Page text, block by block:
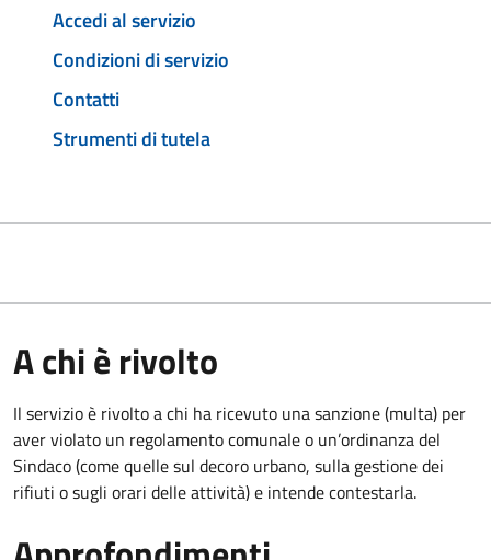
Accedi al servizio
Condizioni di servizio
Contatti
Strumenti di tutela
A chi è rivolto
Il servizio è rivolto a chi ha ricevuto una sanzione (multa) per
aver violato un regolamento comunale o un’ordinanza del
Sindaco (come quelle sul decoro urbano, sulla gestione dei
rifiuti o sugli orari delle attività) e intende contestarla.